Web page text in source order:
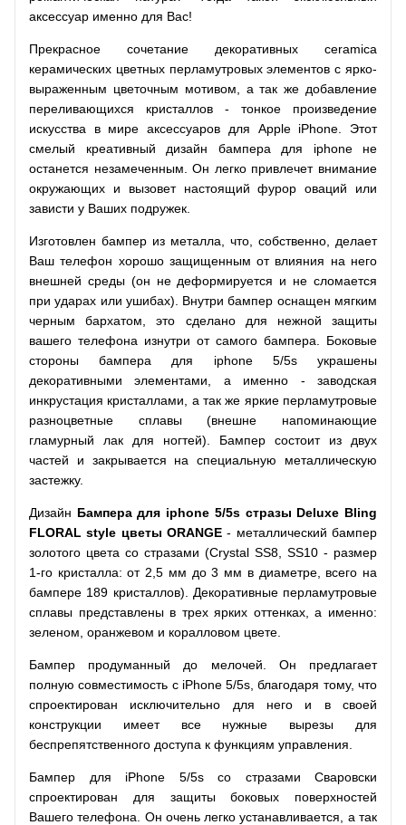
аксессуар именно для Вас!
Прекрасное сочетание декоративных ceramica
керамических цветных перламутровых элементов с ярко-
выраженным цветочным мотивом, а так же добавление
переливающихся кристаллов - тонкое произведение
искусства в мире аксессуаров для Apple iPhone. Этот
смелый креативный дизайн бампера для iphone не
останется незамеченным. Он легко привлечет внимание
окружающих и вызовет настоящий фурор оваций или
зависти у Ваших подружек.
Изготовлен бампер из металла, что, собственно, делает
Ваш телефон хорошо защищенным от влияния на него
внешней среды (он не деформируется и не сломается
при ударах или ушибах). Внутри бампер оснащен мягким
черным бархатом, это сделано для нежной защиты
вашего телефона изнутри от самого бампера. Боковые
стороны бампера для iphone 5/5s украшены
декоративными элементами, а именно - заводская
инкрустация кристаллами, а так же яркие перламутровые
разноцветные сплавы (внешне напоминающие
гламурный лак для ногтей). Бампер состоит из двух
частей и закрывается на специальную металлическую
застежку.
Дизайн Бампера для iphone 5/5s стразы Deluxe Bling
FLORAL style цветы ORANGE - металлический бампер
золотого цвета со стразами (Crystal SS8, SS10 - размер
1-го кристалла: от 2,5 мм до 3 мм в диаметре, всего на
бампере 189 кристаллов). Декоративные перламутровые
сплавы представлены в трех ярких оттенках, а именно:
зеленом, оранжевом и коралловом цвете.
Бампер продуманный до мелочей. Он предлагает
полную совместимость с iPhone 5/5s, благодаря тому, что
спроектирован исключительно для него и в своей
конструкции имеет все нужные вырезы для
беспрепятственного доступа к функциям управления.
Бампер для iPhone 5/5s со стразами Сваровски
спроектирован для защиты боковых поверхностей
Вашего телефона. Он очень легко устанавливается, а так